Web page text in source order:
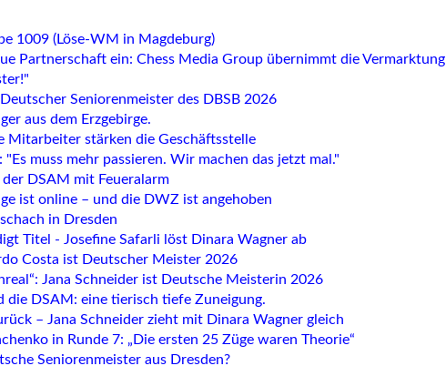
1009 (Löse-WM in Magdeburg)
Partnerschaft ein: Chess Media Group übernimmt die Vermarktung
Seniorenmeister des DBSB 2026
aus dem Erzgebirge.
Mitarbeiter stärken die Geschäftsstelle
muss mehr passieren. Wir machen das jetzt mal."
DSAM mit Feueralarm
ist online – und die DWZ ist angehoben
in Dresden
Titel - Josefine Safarli löst Dinara Wagner ab
Costa ist Deutscher Meister 2026
Jana Schneider ist Deutsche Meisterin 2026
die DSAM: eine tierisch tiefe Zuneigung.
– Jana Schneider zieht mit Dinara Wagner gleich
in Runde 7: „Die ersten 25 Züge waren Theorie“
Seniorenmeister aus Dresden?